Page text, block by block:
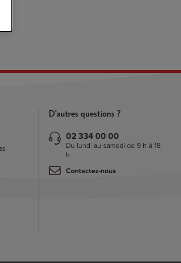
D'autres questions ?
02 334 00 00
Du lundi au samedi de 9 h à 18
h
Contactez-nous